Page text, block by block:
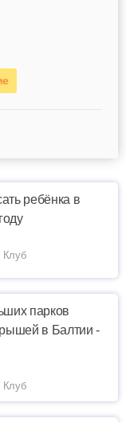
ребёнка в
Клуб
парков
в Балтии -
Клуб